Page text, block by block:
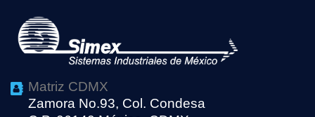
Matriz CDMX
Zamora No.93, Col. Condesa